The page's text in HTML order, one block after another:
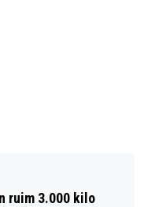
VOOR
ruim 3.000 kilo